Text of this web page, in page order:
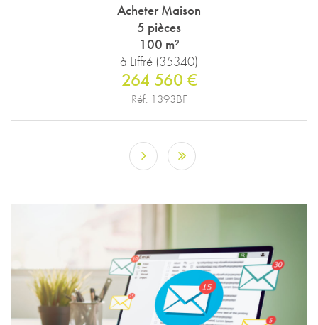
Acheter Maison
5 pièces
100 m²
à Liffré (35340)
264 560 €
Réf. 1393BF